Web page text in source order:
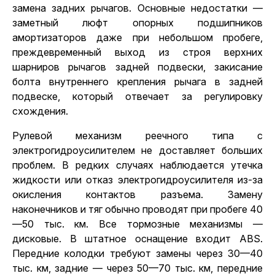
замена задних рычагов. Основные недостатки —
заметный люфт опорных подшипников
амортизаторов даже при небольшом пробеге,
преждевременный выход из строя верхних
шарниров рычагов задней подвески, закисание
болта внутреннего крепления рычага в задней
подвеске, который отвечает за регулировку
схождения.
Рулевой механизм реечного типа с
электрогидроусилителем не доставляет больших
проблем. В редких случаях наблюдается утечка
жидкости или отказ электрогидроусилителя из-за
окисления контактов разъема. Замену
наконечников и тяг обычно проводят при пробеге 40
—50 тыс. км. Все тормозные механизмы —
дисковые. В штатное оснащение входит ABS.
Передние колодки требуют замены через 30—40
тыс. км, задние — через 50—70 тыс. км, передние